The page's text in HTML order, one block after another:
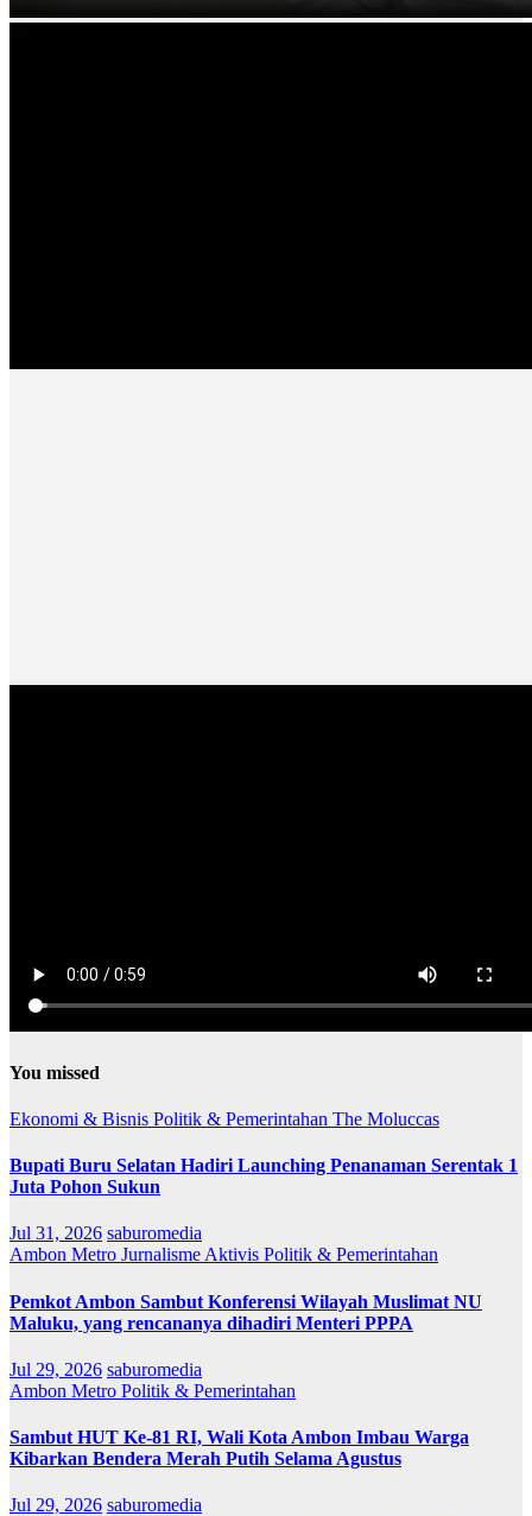
You missed
Ekonomi & Bisnis Politik & Pemerintahan The Moluccas
Bupati Buru Selatan Hadiri Launching Penanaman Serentak 1
Juta Pohon Sukun
Jul 31, 2026 saburomedia
Ambon Metro Jurnalisme Aktivis Politik & Pemerintahan
Pemkot Ambon Sambut Konferensi Wilayah Muslimat NU
Maluku, yang rencananya dihadiri Menteri PPPA
Jul 29, 2026 saburomedia
Ambon Metro Politik & Pemerintahan
Sambut HUT Ke-81 RI, Wali Kota Ambon Imbau Warga
Kibarkan Bendera Merah Putih Selama Agustus
Jul 29, 2026 saburomedia